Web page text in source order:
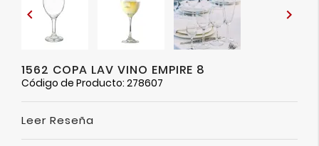
 
1562 COPA LAV VINO EMPIRE 8
Código de Producto: 278607
Leer Reseña